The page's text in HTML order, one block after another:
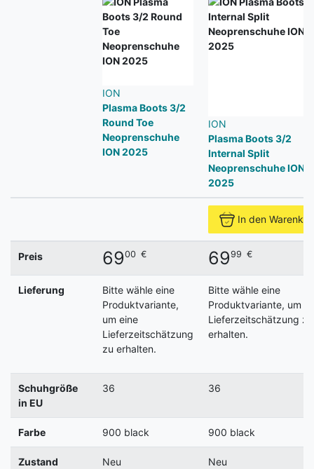
ION
Plasma Boots 3/2
Round Toe
Neoprenschuhe
ION 2025
ION
Plasma Boots 3/2
Internal Split
Neoprenschuhe ION
2025
In den
Preis 6900 € 6999 €
Lieferung
Bitte wähle eine
Produktvariante,
um eine
Lieferzeitschätzung
zu erhalten.
Bitte wähle eine
Produktvariante, um
Lieferzeitschätzung zu
erhalten.
Schuhgröße
in EU
36 36
Farbe 900 black 900 black
Zustand Neu Neu